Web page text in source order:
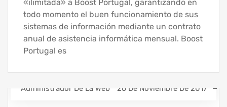
«ilimitada» a Boost Portugal, garantizando en
todo momento el buen funcionamiento de sus
sistemas de información mediante un contrato
anual de asistencia informática mensual. Boost
Portugal es
Administrador De La Web 26 De Noviembre De 2017